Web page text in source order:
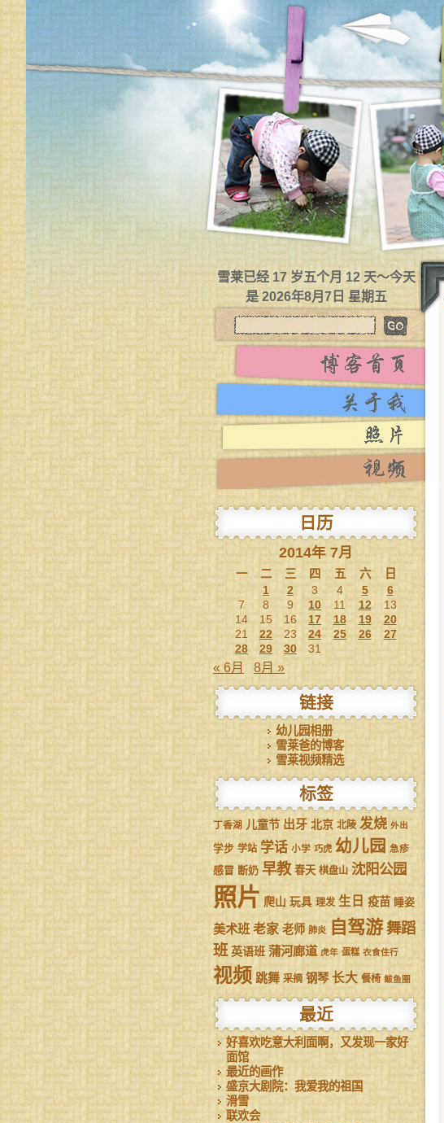
雪莱已经 17 岁五个月 12 天～今天
是 2026年8月7日 星期五
日历
2014年 7月
一 二 三 四 五 六
日
1
2 3 4 5
6
7
8 9 10 11 12
13
14
15 16 17 18 19
20
21
22 23 24 25 26
27
28
29 30 31
« 6月 8月 »
链接
幼儿园相册
雪莱爸的博客
雪莱视频精选
标签
丁香湖 儿童节 出牙 北京 北陵 发烧 外出
学步 学站 学话 小学 巧虎 幼儿园 急疹
感冒 断奶 早教 春天 棋盘山 沈阳公园
照片 爬山 玩具 理发 生日 疫苗 睡姿
美术班 老家 老师 肺炎 自驾游舞蹈
班 英语班 蒲河廊道 虎年 蛋糕 衣食住行
视频 跳舞 采摘 钢琴 长大 餐椅 鲅鱼圈
最近
好喜欢吃意大利面啊，又发现一家好
面馆
最近的画作
盛京大剧院：我爱我的祖国
滑雪
联欢会